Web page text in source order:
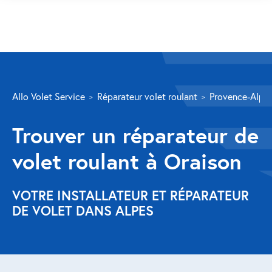
Volet roulant
Réparation
Volet roulant Velux
Réparation store banne
Allo Volet Service Réparateur volet roulant Provence-
Trouver un réparateur de
volet roulant à Oraison
VOTRE INSTALLATEUR ET RÉPARATEUR
DE VOLET DANS ALPES